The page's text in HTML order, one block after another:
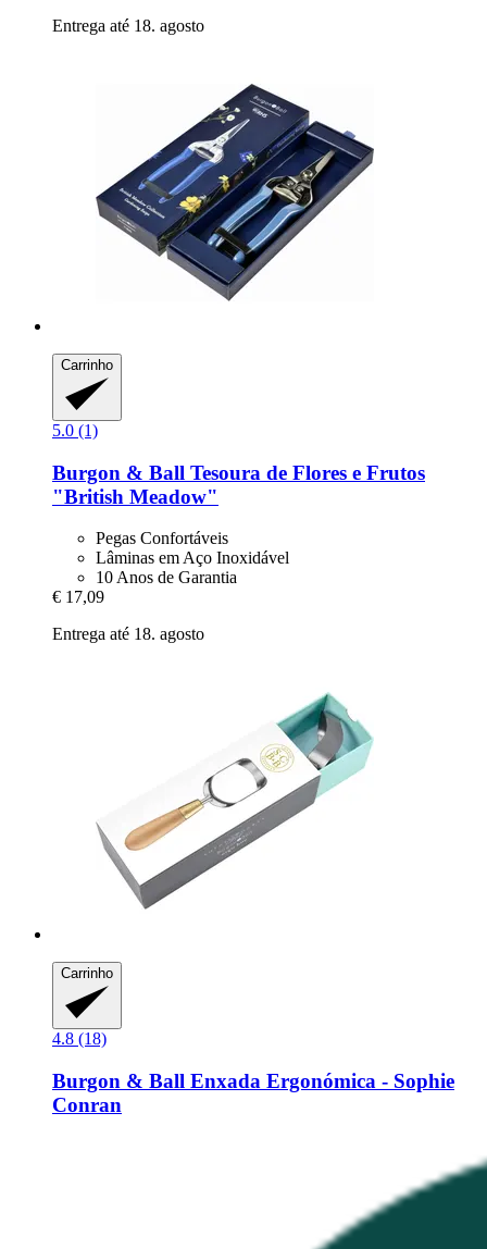
Entrega até 18. agosto
Carrinho
5.0 (1)
Burgon & Ball Tesoura de Flores e Frutos
"British Meadow"
Pegas Confortáveis
Lâminas em Aço Inoxidável
10 Anos de Garantia
€ 17,09
Entrega até 18. agosto
Carrinho
4.8 (18)
Burgon & Ball Enxada Ergonómica -​ Sophie
Conran